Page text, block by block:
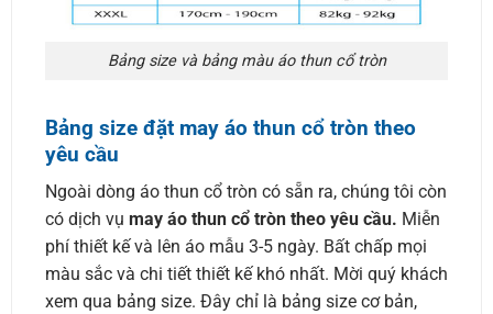
Bảng size và bảng màu áo thun cổ tròn
Bảng size đặt may áo thun cổ tròn theo
yêu cầu
Ngoài dòng áo thun cổ tròn có sẵn ra, chúng tôi còn
có dịch vụ may áo thun cổ tròn theo yêu cầu. Miễn
phí thiết kế và lên áo mẫu 3-5 ngày. Bất chấp mọi
màu sắc và chi tiết thiết kế khó nhất. Mời quý khách
xem qua bảng size. Đây chỉ là bảng size cơ bản,